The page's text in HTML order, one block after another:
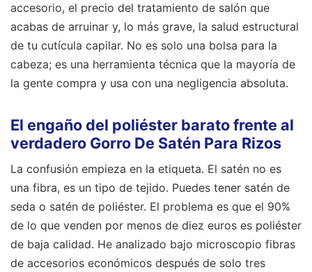
accesorio, el precio del tratamiento de salón que
acabas de arruinar y, lo más grave, la salud estructural
de tu cutícula capilar. No es solo una bolsa para la
cabeza; es una herramienta técnica que la mayoría de
la gente compra y usa con una negligencia absoluta.
El engaño del poliéster barato frente al
verdadero Gorro De Satén Para Rizos
La confusión empieza en la etiqueta. El satén no es
una fibra, es un tipo de tejido. Puedes tener satén de
seda o satén de poliéster. El problema es que el 90%
de lo que venden por menos de diez euros es poliéster
de baja calidad. He analizado bajo microscopio fibras
de accesorios económicos después de solo tres